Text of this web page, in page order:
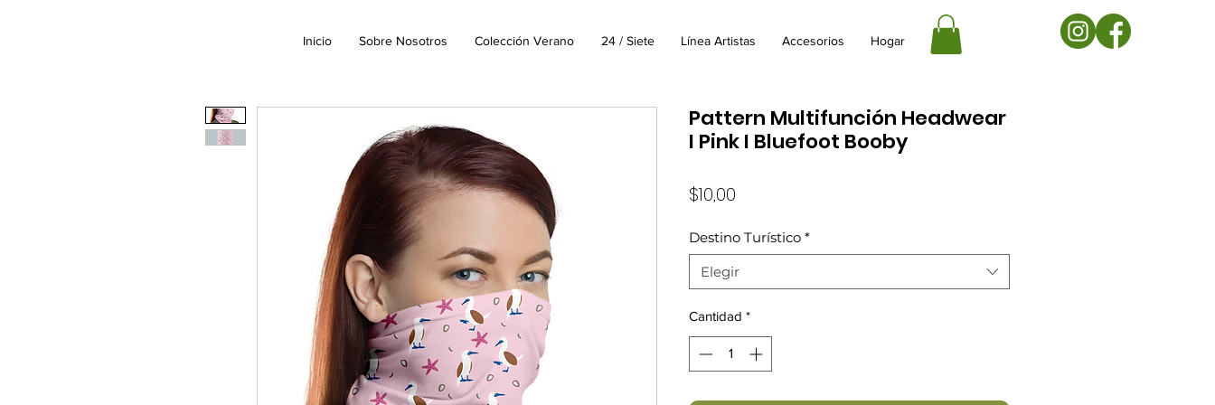
Inicio Sobre Nosotros Colección Verano 24 / Siete Línea Artistas Accesorios Hogar
Pattern Multifunción Headwear
I Pink I Bluefoot Booby
$10,00
Destino Turístico *
Elegir
Cantidad *